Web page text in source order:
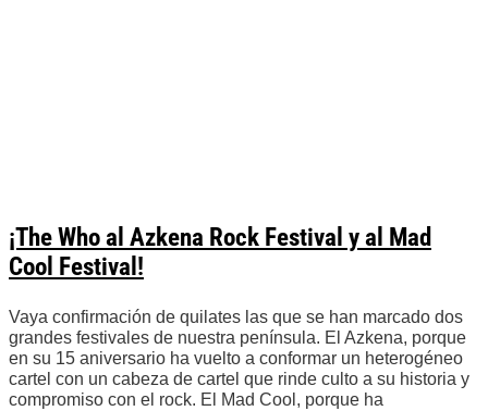
¡The Who al Azkena Rock Festival y al Mad
Cool Festival!
Vaya confirmación de quilates las que se han marcado dos
grandes festivales de nuestra península. El Azkena, porque
en su 15 aniversario ha vuelto a conformar un heterogéneo
cartel con un cabeza de cartel que rinde culto a su historia y
compromiso con el rock. El Mad Cool, porque ha